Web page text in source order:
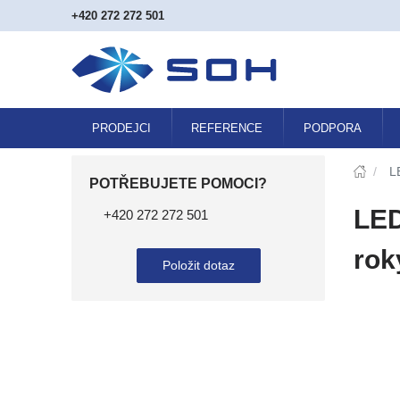
+420 272 272 501
PRODEJCI REFERENCE PODPORA
/
POTŘEBUJETE POMOCI?
+420 272 272 501
Položit dotaz